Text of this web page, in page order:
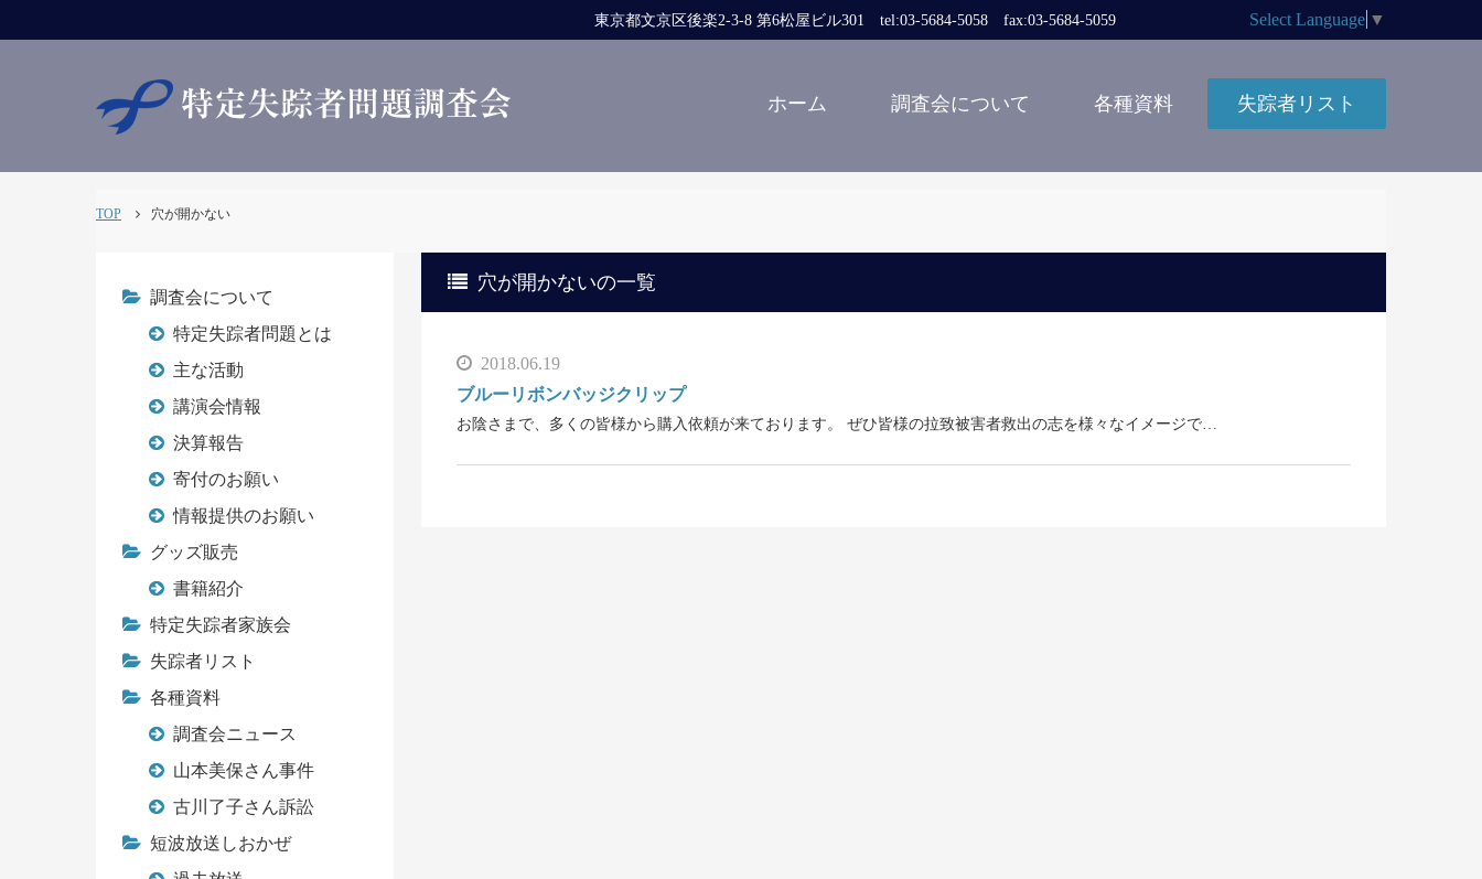
東京都文京区後楽2-3-8 第6松屋ビル301 tel:03-5684-5058 fax:03-5684-5059 Select Language ▼
ホーム 調査会について 各種資料 失踪者リスト
TOP 穴が開かない
穴が開かないの一覧
2018.06.19
ブルーリボンバッジクリップ
お陰さまで、多くの皆様から購入依頼が来ております。 ぜひ皆様の拉致被害者救出の志を様々なイメージで…
調査会について
特定失踪者問題とは
主な活動
講演会情報
決算報告
寄付のお願い
情報提供のお願い
グッズ販売
書籍紹介
特定失踪者家族会
失踪者リスト
各種資料
調査会ニュース
山本美保さん事件
古川了子さん訴訟
短波放送しおかぜ